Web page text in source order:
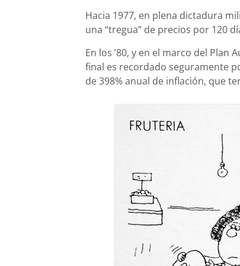
Hacia 1977, en plena dictadura
una “tregua” de precios por 120
En los ’80, y en el marco del
final es recordado seguramente
de 398% anual de inflación, que